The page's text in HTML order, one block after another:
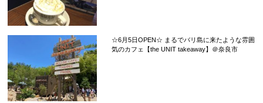
☆6月5日OPEN☆ まるでバリ島に来たような雰囲
気のカフェ【the UNIT takeaway】＠奈良市